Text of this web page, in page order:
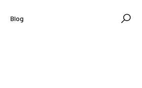
Blog